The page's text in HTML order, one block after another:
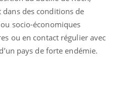
des conditions de
socio-économiques
ou en contact régulier avec
pays de forte endémie.